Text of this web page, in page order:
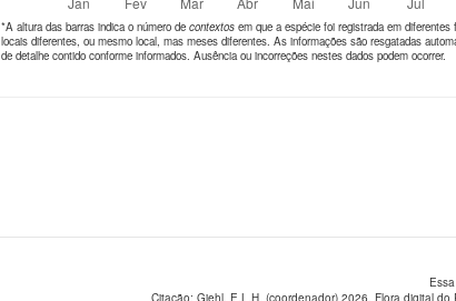
*A altura das barras indica o número de contextos em que a espécie foi registrada em
locais diferentes, ou mesmo local, mas meses diferentes. As informações são resgatadas
de detalhe contido conforme informados. Ausência ou incorreções nestes dados podem ocorrer.
Citação: Giehl, E.L.H. (coordenador) 2026. Flora digital